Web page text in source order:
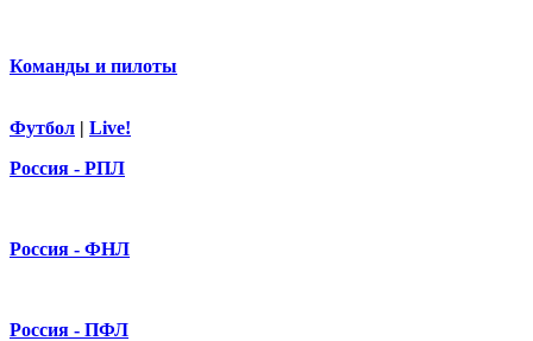
Команды и пилоты
Футбол | Live!
Россия - РПЛ
Россия - ФНЛ
Россия - ПФЛ